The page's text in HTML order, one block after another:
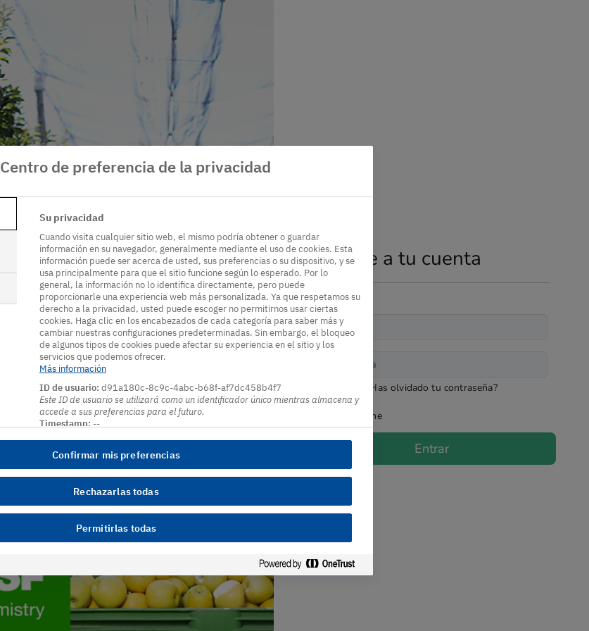
Accede a tu cuenta
¿Has olvidado tu contraseña?
Recuerdame
Entrar
Centro de preferencia de la privacidad
Su privacidad
Cuando visita cualquier sitio web, el mismo podría obtener o guardar
información en su navegador, generalmente mediante el uso de cookies. Esta
información puede ser acerca de usted, sus preferencias o su dispositivo, y se
usa principalmente para que el sitio funcione según lo esperado. Por lo
general, la información no lo identifica directamente, pero puede
proporcionarle una experiencia web más personalizada. Ya que respetamos su
derecho a la privacidad, usted puede escoger no permitirnos usar ciertas
cookies. Haga clic en los encabezados de cada categoría para saber más y
cambiar nuestras configuraciones predeterminadas. Sin embargo, el bloqueo
de algunos tipos de cookies puede afectar su experiencia en el sitio y los
servicios que podemos ofrecer.
Más información
ID de usuario: d91a180c-8c9c-4abc-b68f-af7dc458b4f7
Este ID de usuario se utilizará como un identificador único mientras almacena y
accede a sus preferencias para el futuro.
Timestamp: --
Confirmar mis preferencias
Rechazarlas todas
Permitirlas todas